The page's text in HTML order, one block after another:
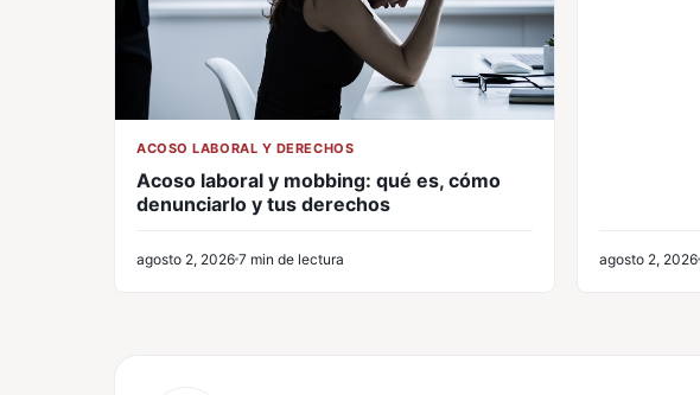
ACOSO LABORAL Y DERECHOS
Acoso laboral y mobbing: qué es, cómo
denunciarlo y tus derechos
agosto 2, 2026 7 min de lectura agosto 2, 2026